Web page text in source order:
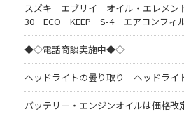
スズキ エブリイ オイル・エレメ
30 ECO KEEP S-4 エアコンフィ
◆◇電話商談実施中◆◇
ヘッドライトの曇り取り ヘッドライ
バッテリー・エンジンオイルは価格改